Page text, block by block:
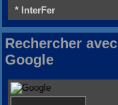
* InterFer
Rechercher avec
Google